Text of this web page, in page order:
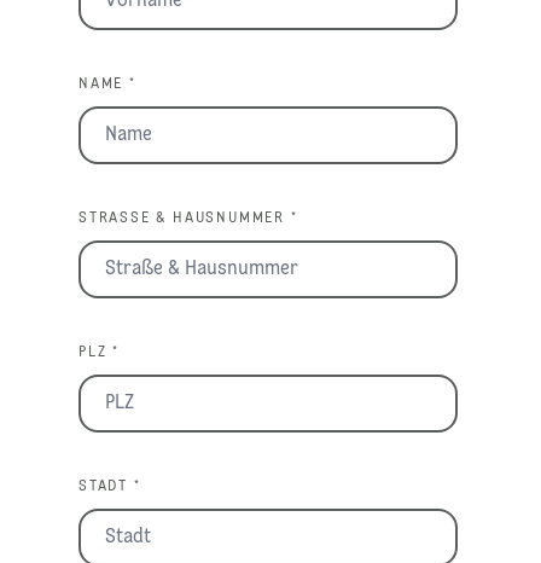
NAME *
STRASSE & HAUSNUMMER *
PLZ *
STADT *